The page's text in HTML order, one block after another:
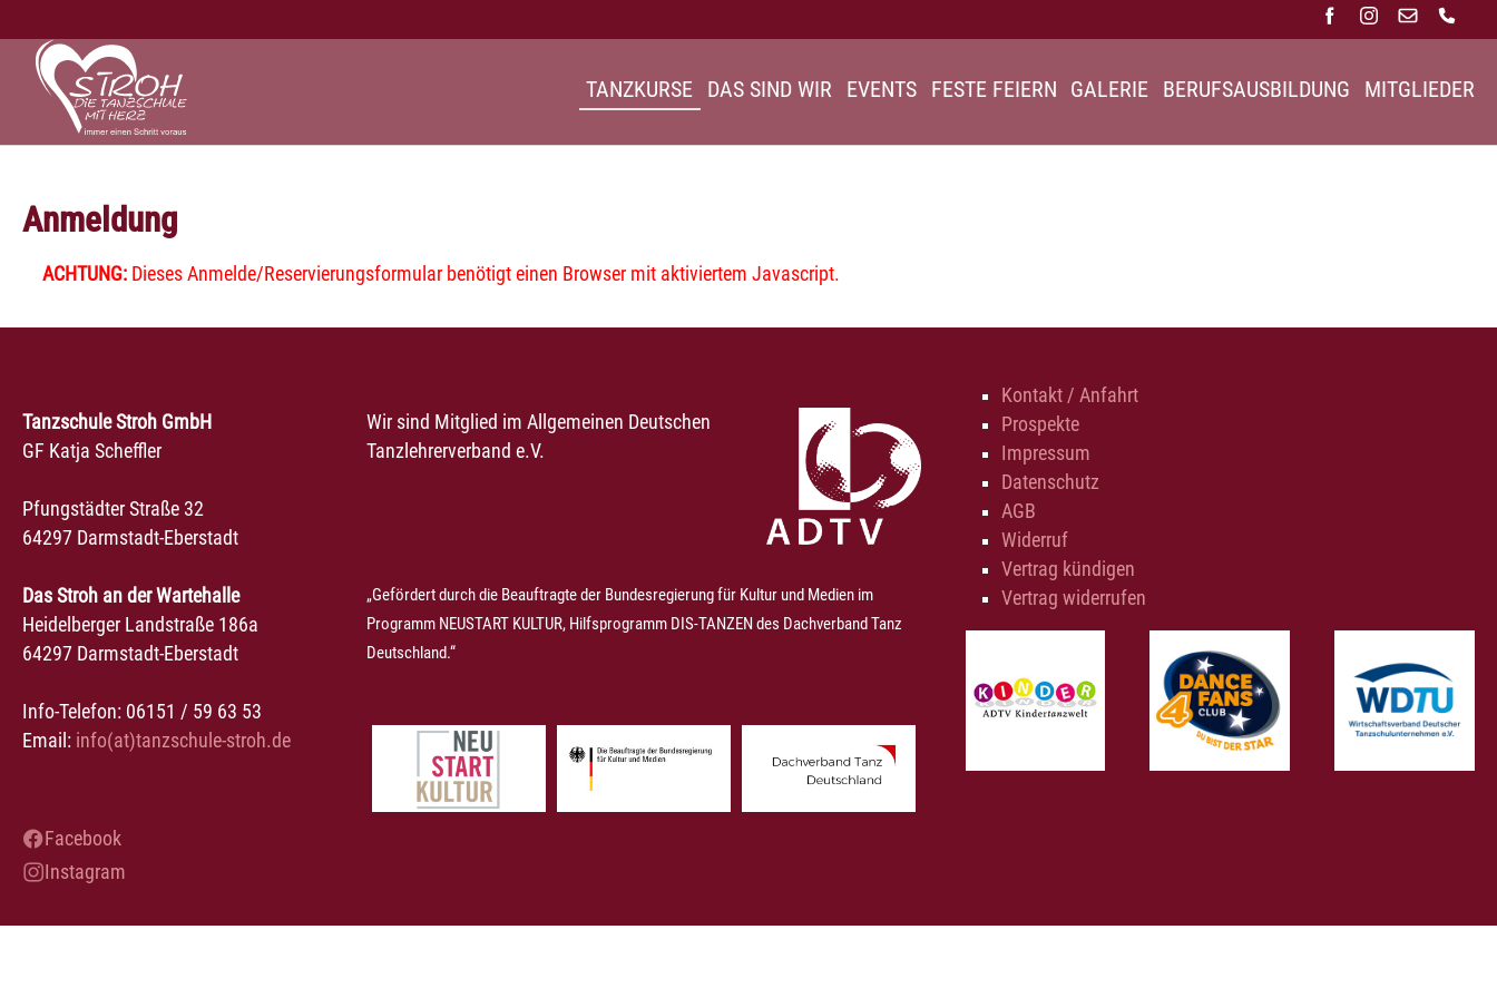
TANZKURSE DAS SIND WIR EVENTS FESTE FEIERN GALERIE BERUFSAUSBILDUNG MITGLIEDER
Anmeldung
ACHTUNG:Dieses Anmelde/Reservierungsformular benötigt einen Browser mit aktiviertem Javascript.
Tanzschule Stroh GmbH
GF Katja Scheffler
Pfungstädter Straße 32
64297 Darmstadt-Eberstadt
Das Stroh an der Wartehalle
Heidelberger Landstraße 186a
64297 Darmstadt-Eberstadt
Info-Telefon: 06151 / 59 63 53
Email: info(at)tanzschule-stroh.de
Facebook
Instagram
Wir sind Mitglied im Allgemeinen Deutschen
Tanzlehrerverband e.V.
„Gefördert durch die Beauftragte der Bundesregierung für Kultur und Medien im
Programm NEUSTART KULTUR, Hilfsprogramm DIS-TANZEN des Dachverband Tanz
Deutschland.“
Kontakt / Anfahrt
Prospekte
Impressum
Datenschutz
AGB
Widerruf
Vertrag kündigen
Vertrag widerrufen